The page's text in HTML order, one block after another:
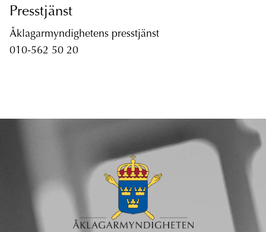
Presstjänst
Åklagarmyndighetens presstjänst
010-562 50 20